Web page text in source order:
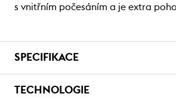
s vnitřním počesáním a je extra
SPECIFIKACE
TECHNOLOGIE